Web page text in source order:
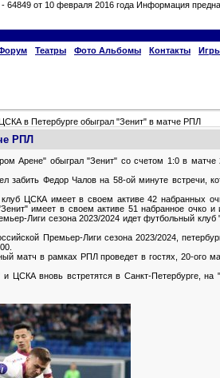
от 10 февраля 2016 года Информация
Театры Фото Альбомы Контакты
в Петербурге обыграл "Зенит" в матче РПЛ
РПЛ
Арене" обыграл "Зенит" со счетом 1:0 в
забить Федор Чалов на 58-ой минуте встречи,
ЦСКА имеет в своем активе 42 набранных
имеет в своем активе 51 набранное очко и
Лиги сезона 2023/2024 идет футбольный
Премьер-Лиги сезона 2023/2024,
матч в рамках РПЛ проведет в гостях, 20-ого
ЦСКА вновь встретятся в Санкт-Петербурге,